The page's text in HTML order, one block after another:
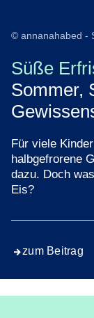
© annanahabed -
Süße
Sommer,
Für viele
halbgefrorene
dazu. Doch
Eis?
zum Beitrag